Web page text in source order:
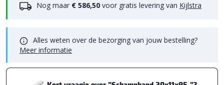
Nog maar € 586,50 voor gratis levering van Kijlstra
Alles weten over de bezorging van jouw bestelling?
Meer informatie